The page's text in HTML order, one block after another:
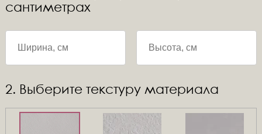
сантиметрах
2. Выберите текстуру материала